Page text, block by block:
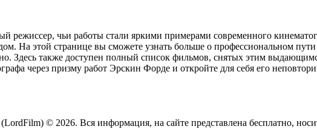
режиссер, чьи работы стали яркими примерами современного
На этой странице вы сможете узнать больше о профессиональном
Здесь также доступен полный список фильмов, снятых этим
через призму работ Эрскин Форде и откройте для себя его
© 2026. Вся информация, на сайте представлена бесплатно,